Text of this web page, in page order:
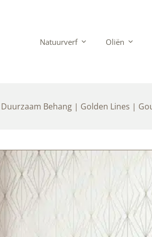
Natuurverf Oliën
Duurzaam Behang | Golden Lines |